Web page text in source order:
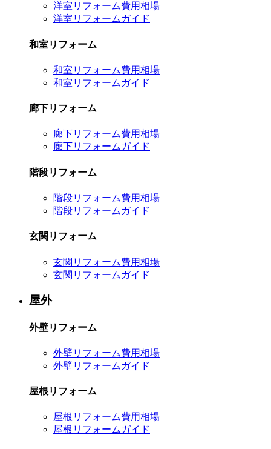
洋室リフォーム費用相場
洋室リフォームガイド
和室リフォーム
和室リフォーム費用相場
和室リフォームガイド
廊下リフォーム
廊下リフォーム費用相場
廊下リフォームガイド
階段リフォーム
階段リフォーム費用相場
階段リフォームガイド
玄関リフォーム
玄関リフォーム費用相場
玄関リフォームガイド
屋外
外壁リフォーム
外壁リフォーム費用相場
外壁リフォームガイド
屋根リフォーム
屋根リフォーム費用相場
屋根リフォームガイド